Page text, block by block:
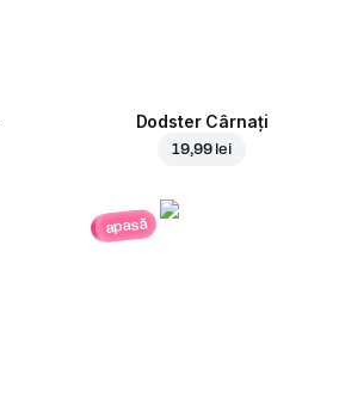
Dodster Cârnați
19,99 lei
apasă